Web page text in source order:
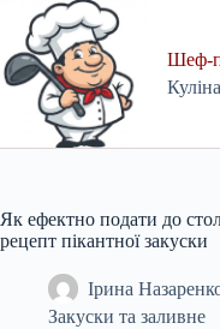
content
Шеф-
Як ефектно подати до
рецепт пікантної закуски
Ірина
Закуски та заливне